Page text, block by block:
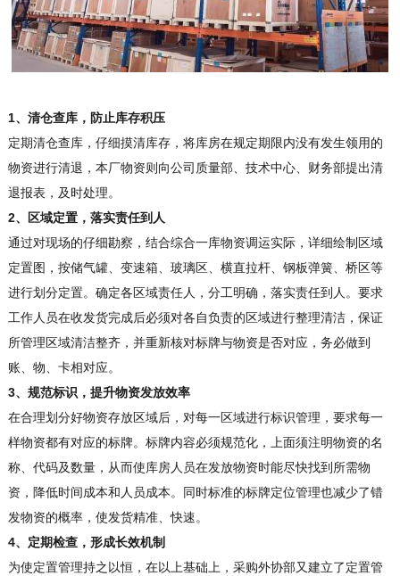
1、清仓查库，防止库存积压
定期清仓查库，仔细摸清库存，将库房在规定期限内没有发生领用的
物资进行清退，本厂物资则向公司质量部、技术中心、财务部提出清
退报表，及时处理。
2、区域定置，落实责任到人
通过对现场的仔细勘察，结合综合一库物资调运实际，详细绘制区域
定置图，按储气罐、变速箱、玻璃区、横直拉杆、钢板弹簧、桥区等
进行划分定置。确定各区域责任人，分工明确，落实责任到人。要求
工作人员在收发货完成后必须对各自负责的区域进行整理清洁，保证
所管理区域清洁整齐，并重新核对标牌与物资是否对应，务必做到
账、物、卡相对应。
3、规范标识，提升物资发放效率
在合理划分好物资存放区域后，对每一区域进行标识管理，要求每一
样物资都有对应的标牌。标牌内容必须规范化，上面须注明物资的名
称、代码及数量，从而使库房人员在发放物资时能尽快找到所需物
资，降低时间成本和人员成本。同时标准的标牌定位管理也减少了错
发物资的概率，使发货精准、快速。
4、定期检查，形成长效机制
为使定置管理持之以恒，在以上基础上，采购外协部又建立了定置管